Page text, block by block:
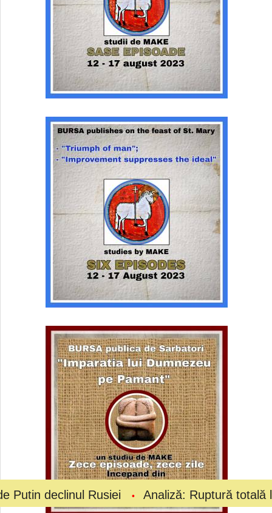
Rusiei Analiză: Ruptură totală la vârful